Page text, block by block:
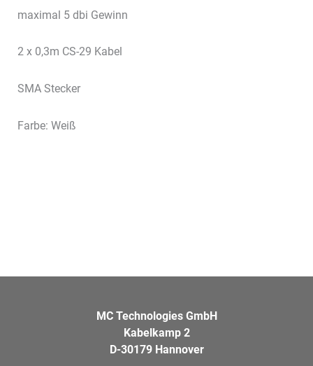
maximal 5 dbi Gewinn
2 x 0,3m CS-29 Kabel
SMA Stecker
Farbe: Weiß
MC Technologies GmbH
Kabelkamp 2
D-30179 Hannover